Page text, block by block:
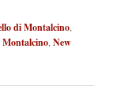
di Montalcino,
Montalcino,New